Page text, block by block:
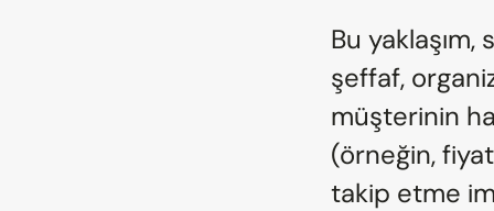
Bu yaklaşım,
şeffaf,
müşterinin
(örneğin,
takip etme